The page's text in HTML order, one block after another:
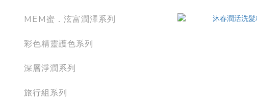
MEM蜜．泫富潤澤系列
彩色精靈護色系列
深層淨潤系列
旅行組系列